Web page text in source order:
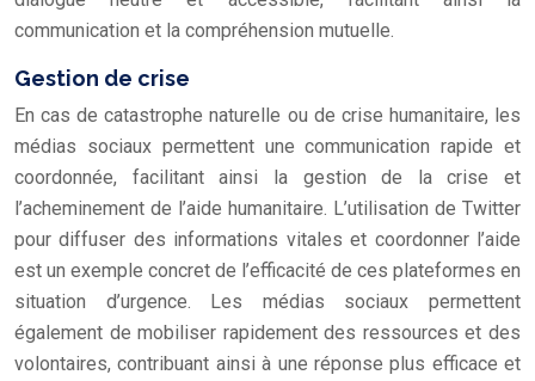
communication et la compréhension mutuelle.
Gestion de crise
En cas de catastrophe naturelle ou de crise humanitaire, les
médias sociaux permettent une communication rapide et
coordonnée, facilitant ainsi la gestion de la crise et
l’acheminement de l’aide humanitaire. L’utilisation de Twitter
pour diffuser des informations vitales et coordonner l’aide
est un exemple concret de l’efficacité de ces plateformes en
situation d’urgence. Les médias sociaux permettent
également de mobiliser rapidement des ressources et des
volontaires, contribuant ainsi à une réponse plus efficace et